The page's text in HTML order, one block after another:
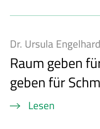
Dr. Ursula Engelhard
Raum geben
geben für
Lesen